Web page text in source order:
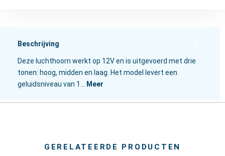
Beschrijving
Deze luchthoorn werkt op 12V en is uitgevoerd met drie
tonen: hoog, midden en laag. Het model levert een
geluidsniveau van 1…
Meer
GERELATEERDE PRODUCTEN